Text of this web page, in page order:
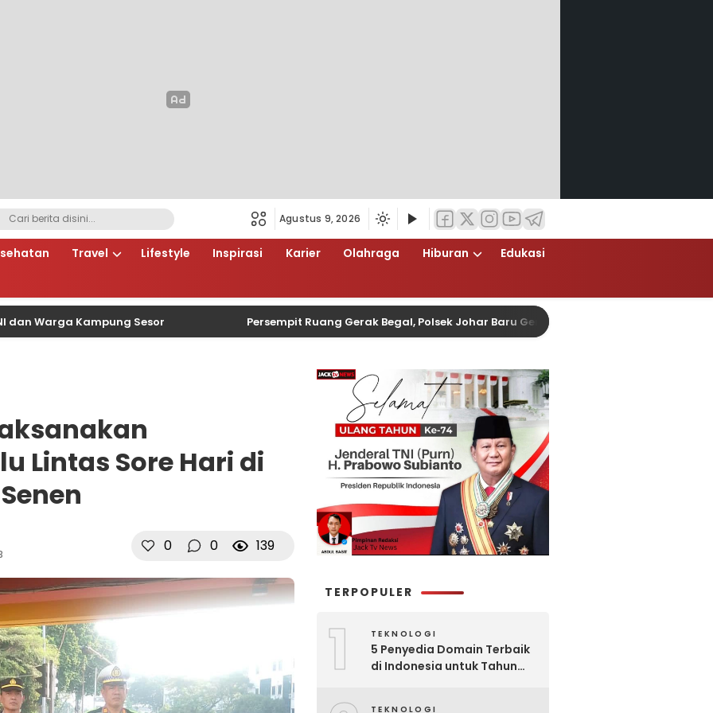
Agustus 9, 2026
Travel Lifestyle Inspirasi Karier Olahraga Hiburan
Edukasi
Kampung Sesor Persempit Ruang Gerak Begal, Polsek Johar Baru Gencarkan Operasi Cipta Kondisi Dini
Lintas Sore Hari di
0 0 139
TERPOPULER
1 TEKNOLOGI
5 Penyedia Domain Terbaik
di Indonesia untuk Tahun
TEKNOLOGI